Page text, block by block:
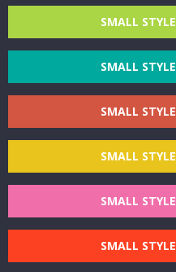
SMALL STYLE
SMALL STYLE
SMALL STYLE
SMALL STYLE
SMALL STYLE
SMALL STYLE